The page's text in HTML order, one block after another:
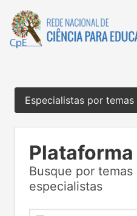
Especialistas por temas
Plataforma
Busque por
especialistas